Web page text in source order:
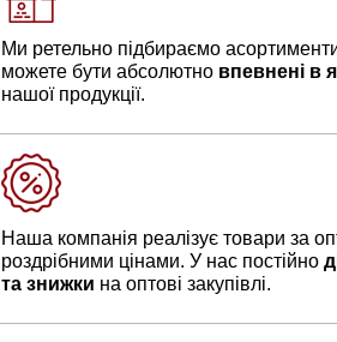
Ми ретельно підбираємо
можете бути абсолютно впевнені в
нашої продукції.
Наша компанія реалізує товари за
роздрібними цінами. У нас постійно
та знижки на оптові закупівлі.